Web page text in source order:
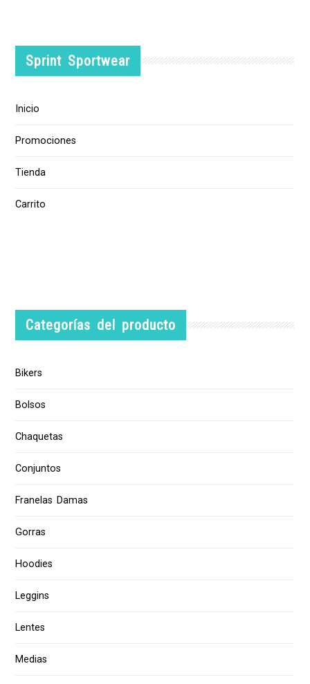
Sprint Sportwear
Inicio
Promociones
Tienda
Carrito
Categorías del producto
Bikers
Bolsos
Chaquetas
Conjuntos
Franelas Damas
Gorras
Hoodies
Leggins
Lentes
Medias